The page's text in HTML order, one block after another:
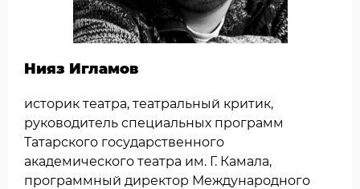
Нияз Игламов
историк театра, театральный критик,
руководитель специальных программ
Татарского государственного
академического театра им. Г. Камала,
программный директор Международного